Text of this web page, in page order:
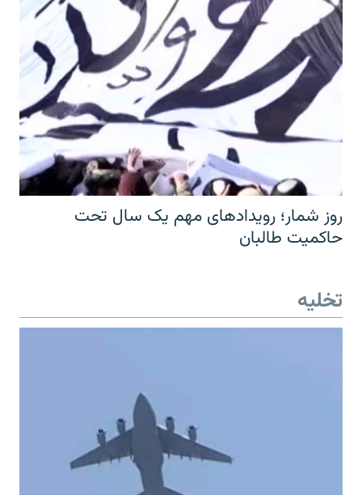
روز شمار؛ رویدادهای مهم یک سال تحت
حاکمیت طالبان
تخلیه